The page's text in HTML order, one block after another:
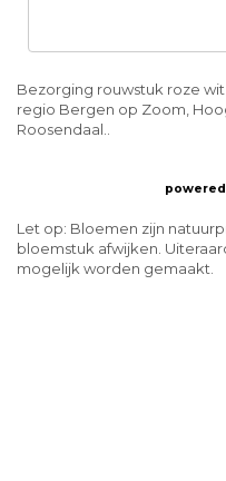
Bezorging rouwstuk roze wit
regio Bergen op Zoom,
Roosendaal..
Let op: Bloemen zijn
bloemstuk afwijken.
mogelijk worden gemaakt.